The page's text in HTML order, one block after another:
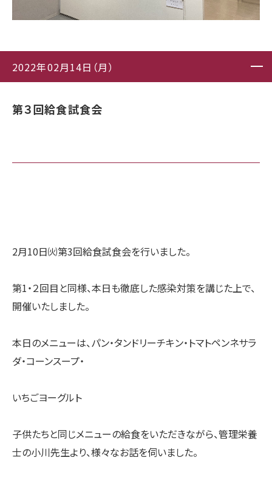
2022年02月14日（月）
第３回給食試食会
2月10日㈫第3回給食試食会を行いました。
第1・２回目と同様、本日も徹底した感染対策を講じた上で、
開催いたしました。
本日のメニューは、パン・タンドリーチキン・トマトペンネサラ
ダ・コーンスープ・
いちごヨーグルト
子供たちと同じメニューの給食をいただきながら、管理栄養
士の小川先生より、様々なお話を伺いました。